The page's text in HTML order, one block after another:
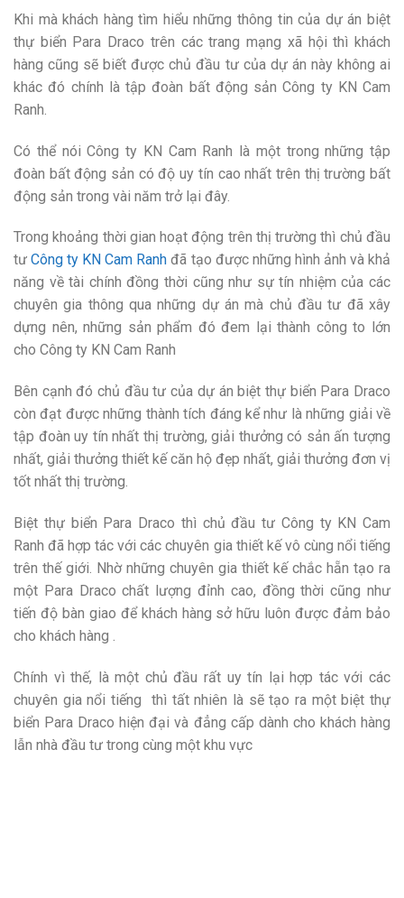
Khi mà khách hàng tìm hiểu những thông tin của dự án biệt
thự biển Para Draco trên các trang mạng xã hội thì khách
hàng cũng sẽ biết được chủ đầu tư của dự án này không ai
khác đó chính là tập đoàn bất động sản Công ty KN Cam
Ranh.
Có thể nói Công ty KN Cam Ranh là một trong những tập
đoàn bất động sản có độ uy tín cao nhất trên thị trường bất
động sản trong vài năm trở lại đây.
Trong khoảng thời gian hoạt động trên thị trường thì chủ đầu
tưCông ty KN Cam Ranh đã tạo được những hình ảnh và khả
năng về tài chính đồng thời cũng như sự tín nhiệm của các
chuyên gia thông qua những dự án mà chủ đầu tư đã xây
dựng nên, những sản phẩm đó đem lại thành công to lớn
cho Công ty KN Cam Ranh
Bên cạnh đó chủ đầu tư của dự án biệt thự biển Para Draco
còn đạt được những thành tích đáng kể như là những giải về
tập đoàn uy tín nhất thị trường, giải thưởng có sản ấn tượng
nhất, giải thưởng thiết kế căn hộ đẹp nhất, giải thưởng đơn vị
tốt nhất thị trường.
Biệt thự biển Para Draco thì chủ đầu tư Công ty KN Cam
Ranh đã hợp tác với các chuyên gia thiết kế vô cùng nổi tiếng
trên thế giới. Nhờ những chuyên gia thiết kế chắc hẵn tạo ra
một Para Draco chất lượng đỉnh cao, đồng thời cũng như
tiến độ bàn giao để khách hàng sở hữu luôn được đảm bảo
cho khách hàng .
Chính vì thế, là một chủ đầu rất uy tín lại hợp tác với các
chuyên gia nổi tiếng thì tất nhiên là sẽ tạo ra một biệt thự
biển Para Draco hiện đại và đẳng cấp dành cho khách hàng
lẫn nhà đầu tư trong cùng một khu vực